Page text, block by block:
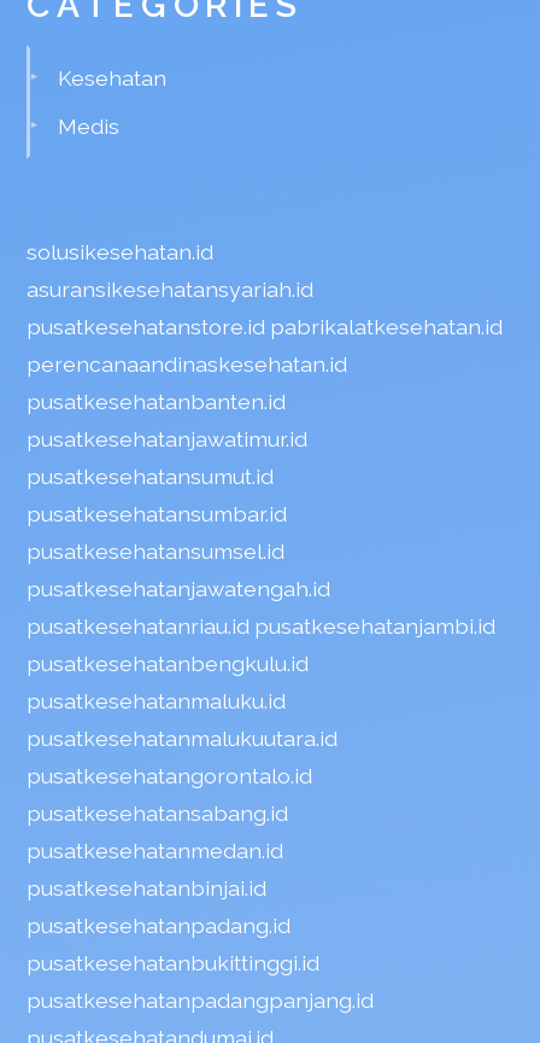
Kesehatan
Medis
solusikesehatan.id
asuransikesehatansyariah.id
pusatkesehatanstore.id pabrikalatkesehatan.id
perencanaandinaskesehatan.id
pusatkesehatanbanten.id
pusatkesehatanjawatimur.id
pusatkesehatansumut.id
pusatkesehatansumbar.id
pusatkesehatansumsel.id
pusatkesehatanjawatengah.id
pusatkesehatanriau.id pusatkesehatanjambi.id
pusatkesehatanbengkulu.id
pusatkesehatanmaluku.id
pusatkesehatanmalukuutara.id
pusatkesehatangorontalo.id
pusatkesehatansabang.id
pusatkesehatanmedan.id
pusatkesehatanbinjai.id
pusatkesehatanpadang.id
pusatkesehatanbukittinggi.id
pusatkesehatanpadangpanjang.id